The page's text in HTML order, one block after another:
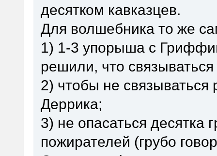
десятком кавказцев.
Для волшебника то же
1) 1-3 упорыша с
решили, что связываться
2) чтобы не
Деррика;
3) не опасаться десятка
пожирателей (грубо